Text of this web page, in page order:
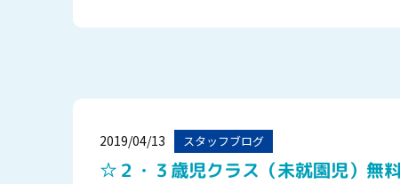
2019/04/13 スタッフブログ
☆２・３歳児クラス（未就園児）無